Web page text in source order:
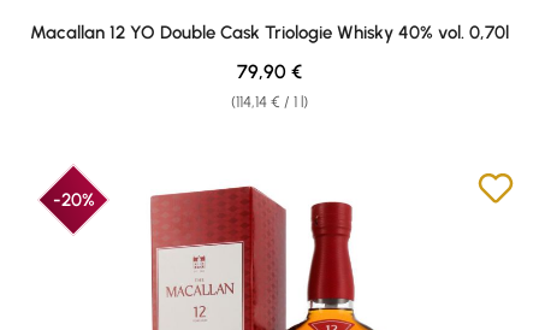
Average rating of 4.84 out of 5 stars
Macallan 12 YO Double Cask Triologie Whisky 40% vol. 0,70l
(114,14 € / 1 l)
Regular price:
79,90 €
-20%